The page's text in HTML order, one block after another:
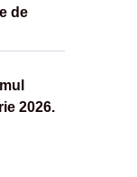
de
2026.